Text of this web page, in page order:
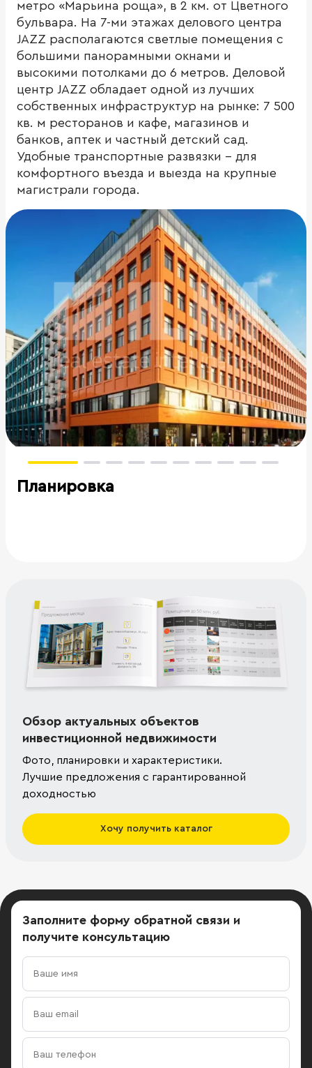
метро «Марьина роща», в 2 км. от Цветного
бульвара. На 7-ми этажах делового центра
JAZZ располагаются светлые помещения с
большими панорамными окнами и
высокими потолками до 6 метров. Деловой
центр JAZZ обладает одной из лучших
собственных инфраструктур на рынке: 7 500
кв. м ресторанов и кафе, магазинов и
банков, аптек и частный детский сад.
Удобные транспортные развязки – для
комфортного въезда и выезда на крупные
магистрали города.
Планировка
Обзор актуальных объектов
инвестиционной недвижимости
Фото, планировки и характеристики.
Лучшие предложения с гарантированной
доходностью
Хочу получить каталог
Заполните форму обратной связи и
получите консультацию